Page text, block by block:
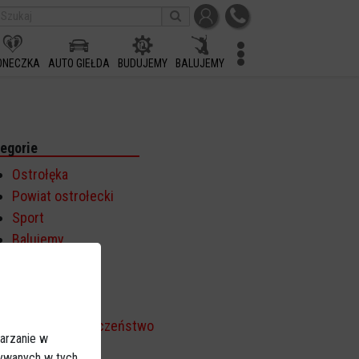
AUTO GIEŁDA BUDUJEMY BALUJEMY
Ostrołęka
Powiat ostrołecki
Sport
Balujemy
Kościół i społeczeństwo
TV Ostrołęka
w